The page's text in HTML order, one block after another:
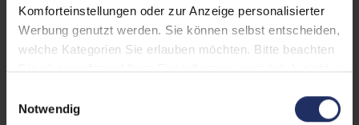
Komforteinstellungen oder zur Anzeige personalisierter
Werbung genutzt werden. Sie können selbst entscheiden,
welche Kategorien Sie erlauben möchten. Bitte beachten
Sie, dass aufgrund Ihrer Einstellungen, womöglich nicht
Weitere Informationen finden Sie in
Notwendig
Tastaturlayout:
Deutsch (QWERTZ) ohne
Ziffernblock
Onboard-Grafik: